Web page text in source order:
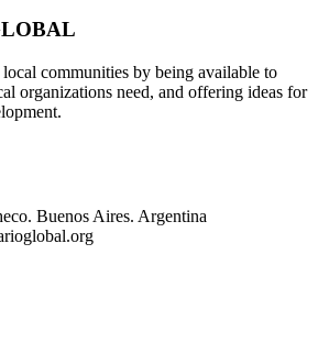
communities by being available to
organizations need, and offering ideas for
Buenos Aires. Argentina